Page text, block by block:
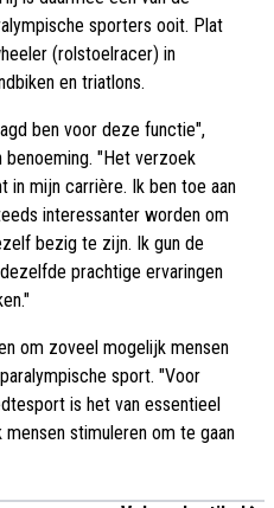
sporters ooit. Plat
(rolstoelracer) in
en triatlons.
ben voor deze functie",
"Het verzoek
mijn carrière. Ik ben toe aan
interessanter worden om
bezig te zijn. Ik gun de
prachtige ervaringen
om zoveel mogelijk mensen
sport. "Voor
is het van essentieel
stimuleren om te gaan